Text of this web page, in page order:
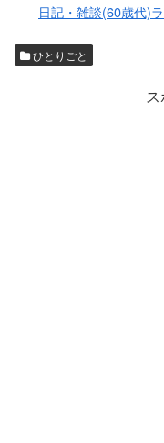
日記・雑談(60歳代)
ひとりごと